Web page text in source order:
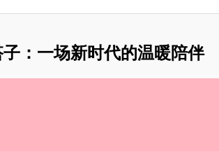
：一场新时代的温暖陪伴